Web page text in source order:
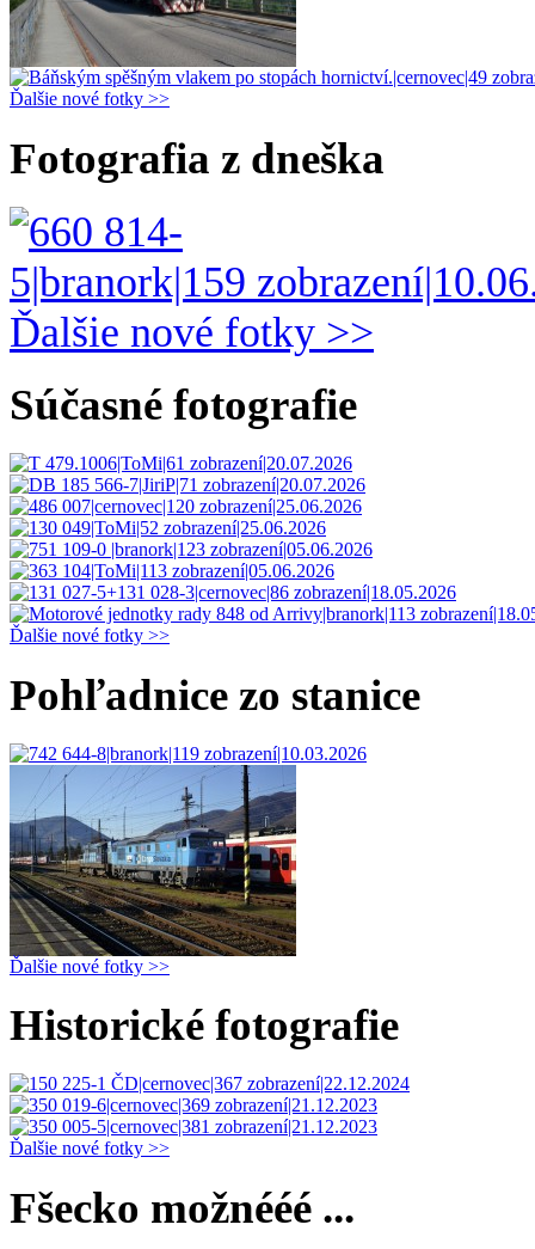
Ďalšie nové fotky >>
Fotografia z dneška
Ďalšie nové fotky >>
Súčasné fotografie
Ďalšie nové fotky >>
Pohľadnice zo stanice
Ďalšie nové fotky >>
Historické fotografie
Ďalšie nové fotky >>
Fšecko možnééé ...